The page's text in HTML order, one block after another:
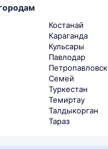
Костанай
Караганда
Кульсары
Павлодар
Петропавловск
Семей
Туркестан
Темиртау
Талдыкорган
Тараз